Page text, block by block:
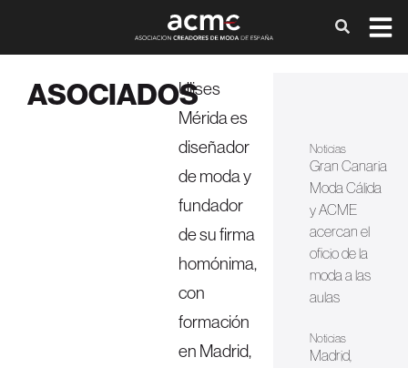
ASOCIADOSUlises
Mérida es
diseñador
de moda y
fundador
de su firma
homónima,
con
formación
en Madrid,
Noticias
Gran Canaria
Moda Cálida
y ACME
acercan el
oficio de la
moda a las
aulas
Noticias
Madrid,